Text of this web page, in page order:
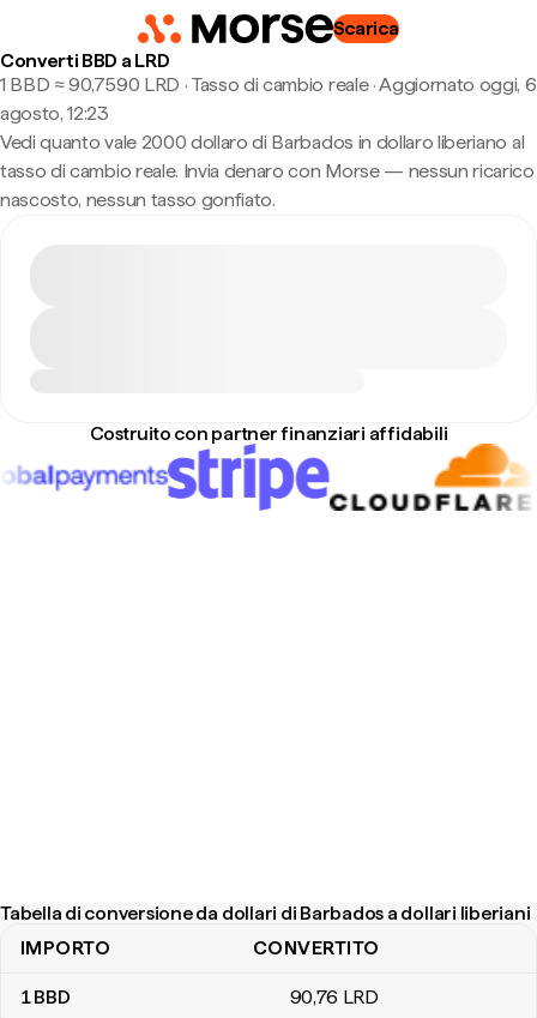
Scarica
Converti BBD a LRD
1 BBD ≈ 90,7590 LRD · Tasso di cambio reale·Aggiornato oggi, 6
agosto, 12:23
Vedi quanto vale 2000 dollaro di Barbados in dollaro liberiano al
tasso di cambio reale. Invia denaro con Morse — nessun ricarico
nascosto, nessun tasso gonfiato.
Costruito con partner finanziari affidabili
Tabella di conversione da dollari di Barbados a dollari liberiani
Tabella di conversione da dollari di Barbados a dollari liberiani
IMPORTO CONVERTITO
1BBD 90,76 LRD